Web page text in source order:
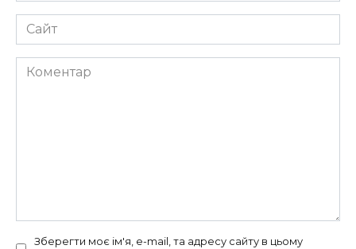
Сайт
Коментар
Зберегти моє ім'я, e-mail, та адресу сайту в цьому